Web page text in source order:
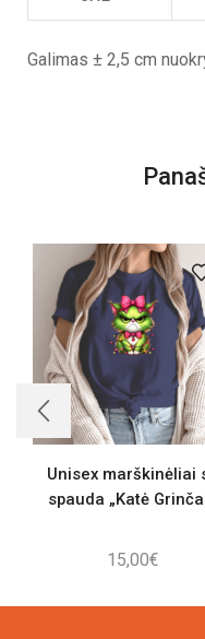
Galimas ± 2,5 cm
Unisex marškinėliai
spauda „Katė
15,00€